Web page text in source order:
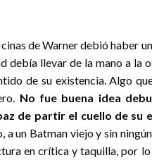
de Warner debió haber
debía llevar de la mano a la
de su existencia. Algo
No fue buena idea
de partir el cuello de su
un Batman viejo y sin
en crítica y taquilla, por